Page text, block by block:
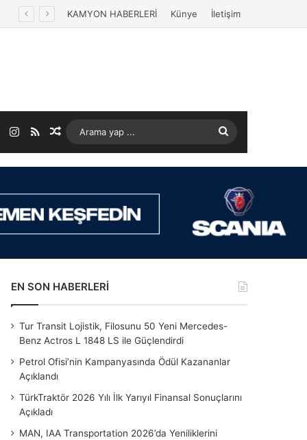
KAMYON HABERLERİ Künye İletişim
Instagram
RSSRastgele Makale
Arama
yap
EN SON HABERLERİ
Tur Transit Lojistik, Filosunu 50 Yeni Mercedes-
Benz Actros L 1848 LS ile Güçlendirdi
Petrol Ofisi’nin Kampanyasında Ödül Kazananlar
Açıklandı
TürkTraktör 2026 Yılı İlk Yarıyıl Finansal Sonuçlarını
Açıkladı
MAN, IAA Transportation 2026’da Yeniliklerini